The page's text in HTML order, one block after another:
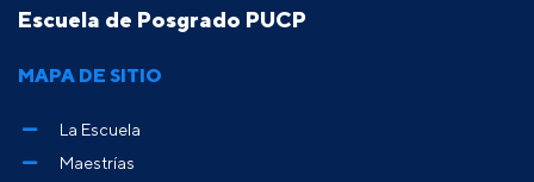
Escuela de Posgrado PUCP
MAPA DE SITIO
La Escuela
Maestrías